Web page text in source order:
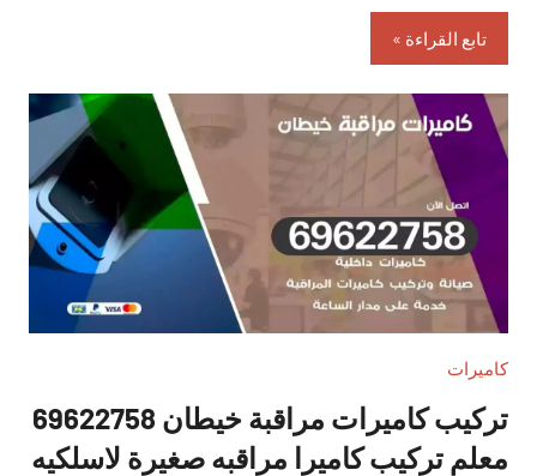
تابع القراءة
كاميرات
تركيب كاميرات مراقبة خيطان 69622758
معلم تركيب كاميرا مراقبه صغيرة لاسلكيه